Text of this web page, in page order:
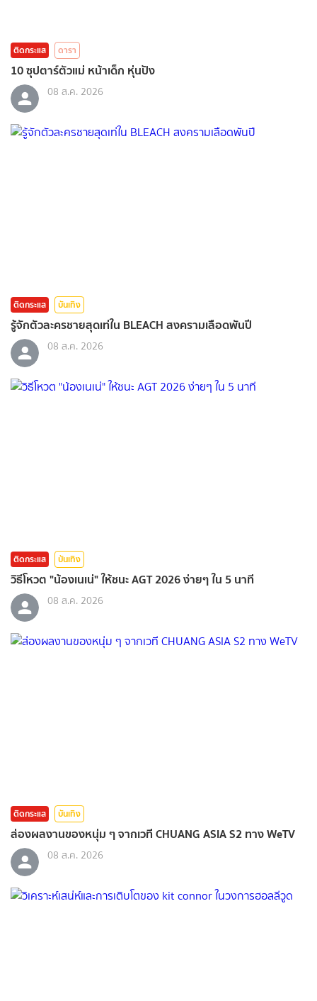
ติดกระแส ดารา
10 ซุปตาร์ตัวแม่ หน้าเด็ก หุ่นปัง
08 ส.ค. 2026
ติดกระแส บันเทิง
รู้จักตัวละครชายสุดเท่ใน BLEACH สงครามเลือดพันปี
08 ส.ค. 2026
ติดกระแส บันเทิง
วิธีโหวต "น้องเนเน่" ให้ชนะ AGT 2026 ง่ายๆ ใน 5 นาที
08 ส.ค. 2026
ติดกระแส บันเทิง
ส่องผลงานของหนุ่ม ๆ จากเวที CHUANG ASIA S2 ทาง WeTV
08 ส.ค. 2026